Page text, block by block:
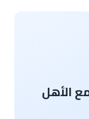
الأهل